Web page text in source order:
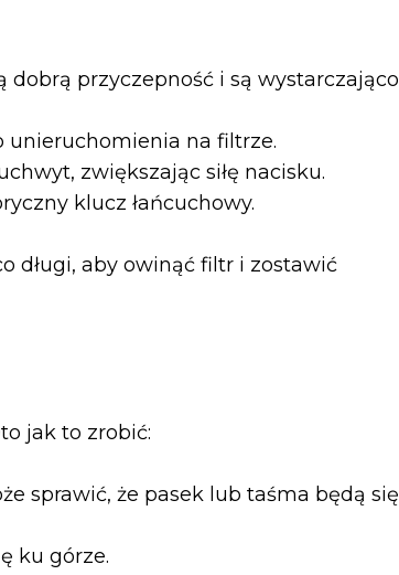
dobrą przyczepność i są wystarczająco
unieruchomienia na filtrze.
zwiększając siłę nacisku.
klucz łańcuchowy.
długi, aby owinąć filtr i zostawić
jak to zrobić:
sprawić, że pasek lub taśma będą się
ku górze.